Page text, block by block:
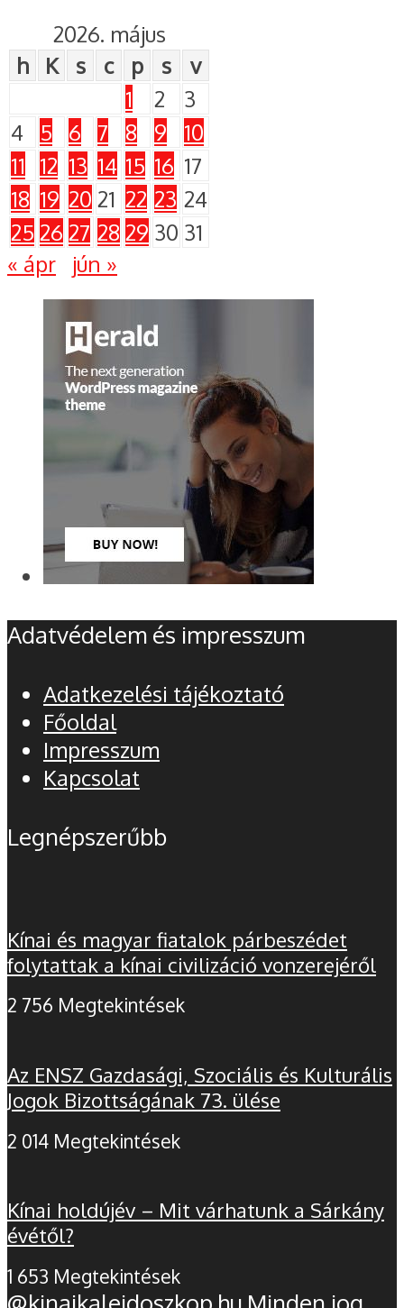
2026. május
h
K s c p s
v
1
2
3
4
5 6 7 8 9
10
11
12 13 14 15 16 17
18 19 20 21 22 23 24
25 26 27 28 29 30 31
« ápr
jún »
Adatvédelem és impresszum
Adatkezelési tájékoztató
Főoldal
Impresszum
Kapcsolat
Legnépszerűbb
Kínai és magyar fiatalok párbeszédet
folytattak a kínai civilizáció vonzerejéről
2 756 Megtekintések
Az ENSZ Gazdasági, Szociális és Kulturális
Jogok Bizottságának 73. ülése
2 014 Megtekintések
Kínai holdújév – Mit várhatunk a Sárkány
évétől?
1 653 Megtekintések